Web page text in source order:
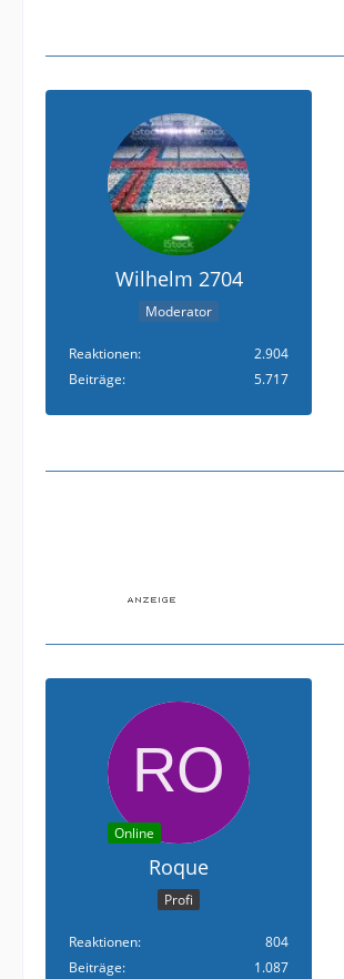
Wilhelm 2704
Moderator
Reaktionen
2.904
Beiträge
5.717
Online
Roque
Profi
Reaktionen
804
Beiträge
1.087